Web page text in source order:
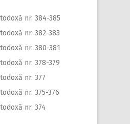
nr. 384-385
nr. 382-383
nr. 380-381
nr. 378-379
nr. 377
nr. 375-376
nr. 374